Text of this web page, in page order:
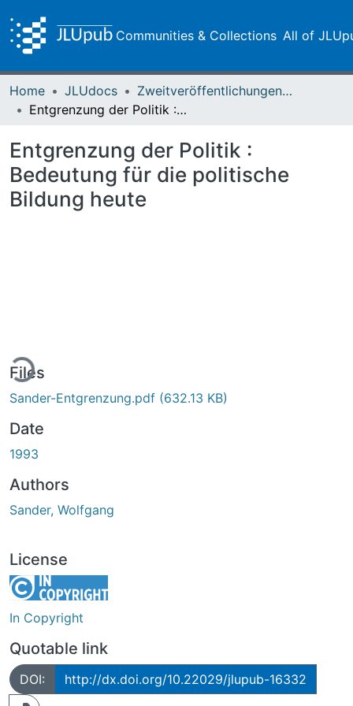
Communities & Collections All of
Home JLUdocs
Zweitveröffentlichungen (grüner Weg)
Entgrenzung der Politik : Bedeutung für die politische Bildung heute
Entgrenzung der Politik :
Bedeutung für die politische
Bildung heute
Files
Sander-Entgrenzung.pdf (632.13 KB)
Date
1993
Authors
Sander, Wolfgang
License
In Copyright
Quotable link
DOI: http://dx.doi.org/10.22029/jlupub-16332